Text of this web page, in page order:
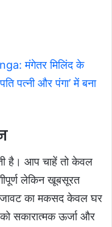
मंगेतर मिलिंद के
पत्नी और पंगा’ में बना
है। आप चाहें तो केवल
लेकिन खूबसूरत
का मकसद केवल घर
को सकारात्मक ऊर्जा और